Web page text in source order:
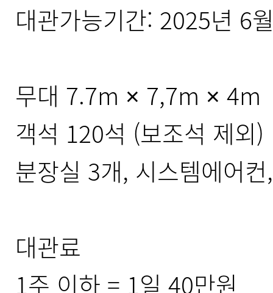
대관가능기간: 2025년 6
무대 7.7m × 7,7m × 4m
객석 120석 (보조석 제외)
분장실 3개, 시스템에어
대관료
1주 이하 = 1일 40만원